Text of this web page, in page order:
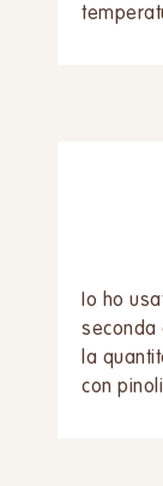
Io ho
seconda
la
con